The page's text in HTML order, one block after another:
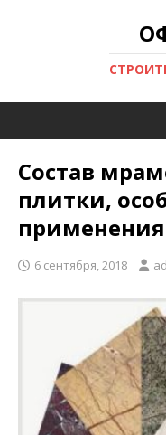
Состав
плитки,
6 сентября, 2018